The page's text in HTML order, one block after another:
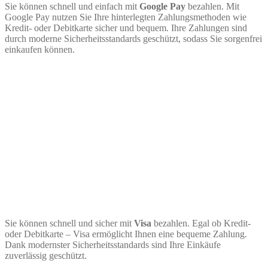
Sie können schnell und einfach mit Google Pay bezahlen. Mit
Google Pay nutzen Sie Ihre hinterlegten Zahlungsmethoden wie
Kredit- oder Debitkarte sicher und bequem. Ihre Zahlungen sind
durch moderne Sicherheitsstandards geschützt, sodass Sie sorgenfrei
einkaufen können.
Sie können schnell und sicher mit Visa bezahlen. Egal ob Kredit-
oder Debitkarte – Visa ermöglicht Ihnen eine bequeme Zahlung.
Dank modernster Sicherheitsstandards sind Ihre Einkäufe
zuverlässig geschützt.